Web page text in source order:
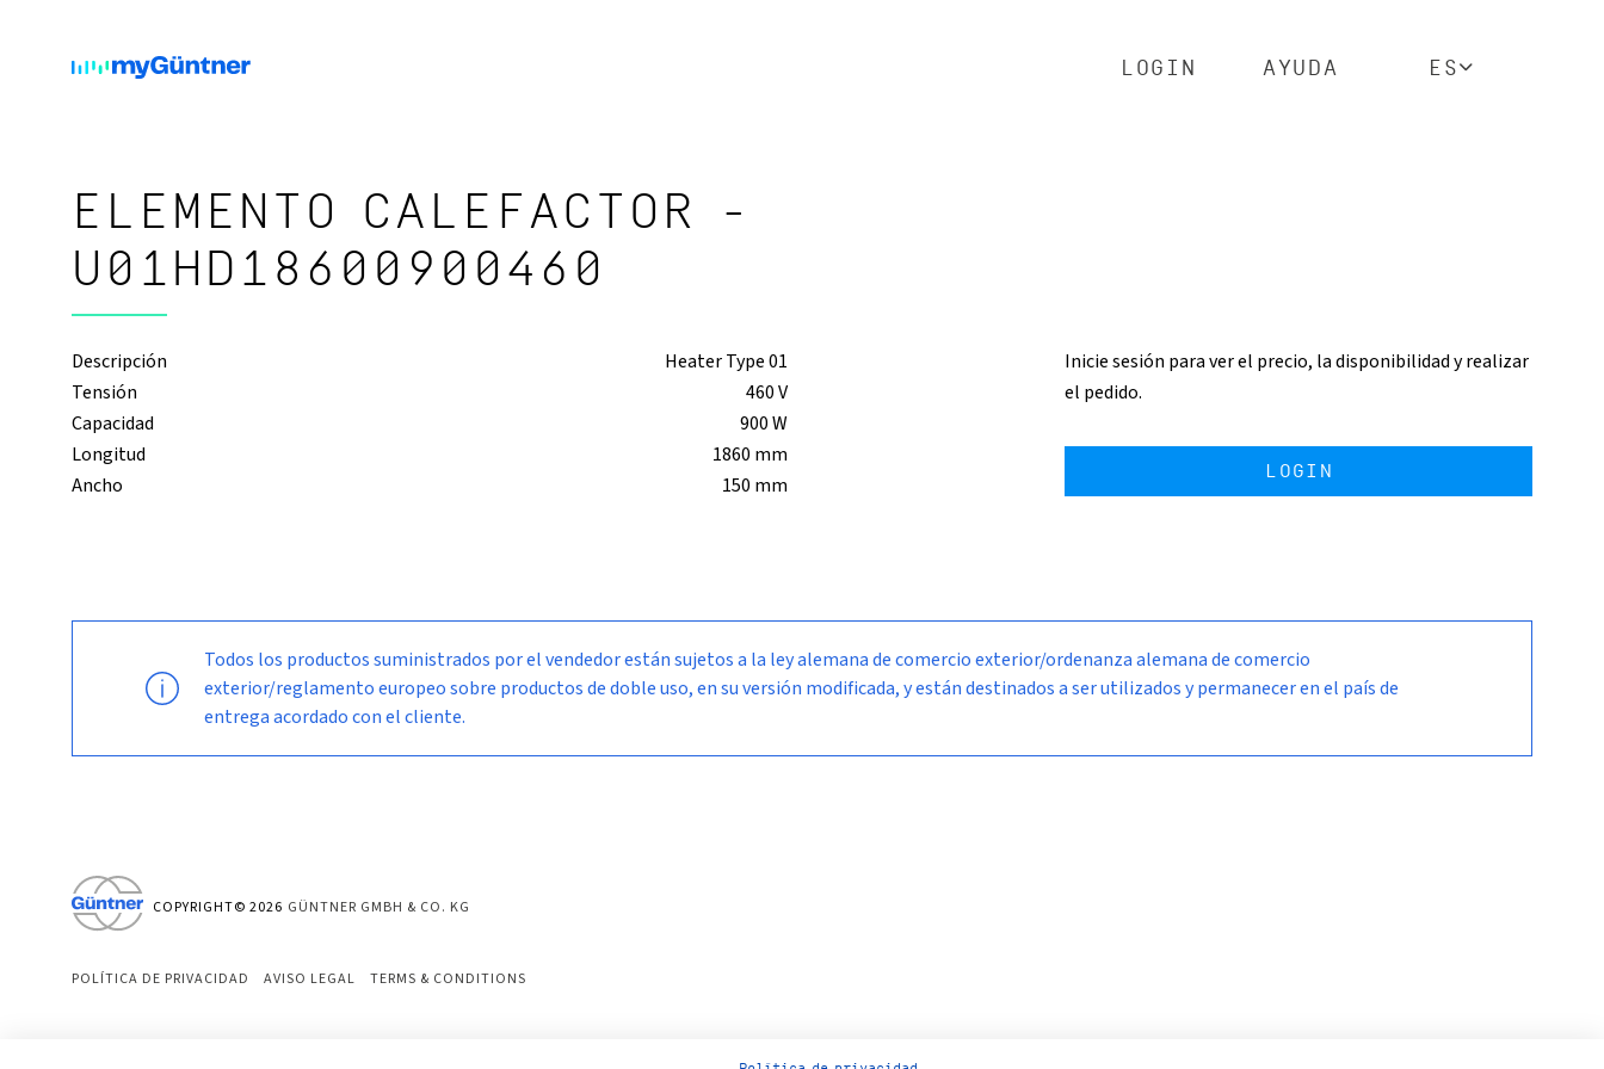
LOGIN AYUDA ES
ELEMENTO CALEFACTOR -
U01HD18600900460
Descripción
Heater Type 01
Tensión
460 V
Capacidad
900 W
Longitud
1860 mm
Ancho
150 mm
Inicie sesión para ver el precio, la disponibilidad y realizar
el pedido.
LOGIN
Todos los productos suministrados por el vendedor están sujetos a la ley alemana de comercio exterior/ordenanza alemana de comercio
exterior/reglamento europeo sobre productos de doble uso, en su versión modificada, y están destinados a ser utilizados y permanecer en el país de
entrega acordado con el cliente.
COPYRIGHT© 2026 GÜNTNER GMBH & CO. KG
POLÍTICA DE PRIVACIDAD AVISO LEGAL TERMS & CONDITIONS